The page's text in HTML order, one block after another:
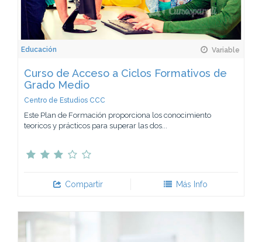
Educación Variable
Curso de Acceso a Ciclos Formativos de
Grado Medio
Centro de Estudios CCC
Este Plan de Formación proporciona los conocimiento
teoricos y prácticos para superar las dos...
Compartir Más Info